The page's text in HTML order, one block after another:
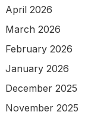
April 2026
March 2026
February 2026
January 2026
December 2025
November 2025